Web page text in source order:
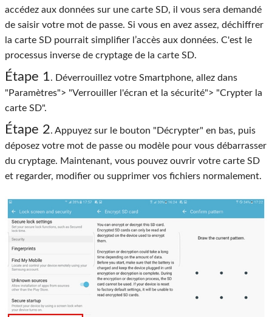
accédez aux données sur une carte SD, il vous sera demandé
de saisir votre mot de passe. Si vous en avez assez, déchiffrer
la carte SD pourrait simplifier l’accès aux données. C'est le
processus inverse de cryptage de la carte SD.
Étape 1. Déverrouillez votre Smartphone, allez dans
"Paramètres"> "Verrouiller l'écran et la sécurité"> "Crypter la
carte SD".
Étape 2. Appuyez sur le bouton "Décrypter" en bas, puis
déposez votre mot de passe ou modèle pour vous débarrasser
du cryptage. Maintenant, vous pouvez ouvrir votre carte SD
et regarder, modifier ou supprimer vos fichiers normalement.